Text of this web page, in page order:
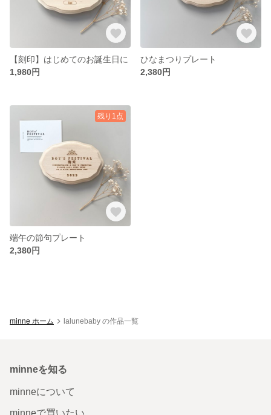
【刻印】はじめてのお誕生日に
1,980円
ひなまつりプレート
2,380円
残り1点
端午の節句プレート
2,380円
minne ホーム lalunebaby の作品一覧
minneを知る
minneについて
minneで買いたい